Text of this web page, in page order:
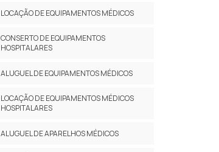
LOCAÇÃO DE EQUIPAMENTOS MÉDICOS
CONSERTO DE EQUIPAMENTOS
HOSPITALARES
ALUGUEL DE EQUIPAMENTOS MÉDICOS
LOCAÇÃO DE EQUIPAMENTOS MÉDICOS
HOSPITALARES
ALUGUEL DE APARELHOS MÉDICOS